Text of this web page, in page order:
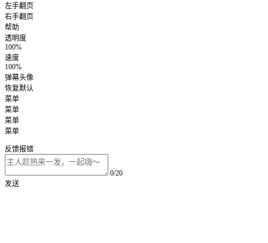
左手翻页
右手翻页
帮助
透明度
100%
速度
100%
弹幕头像
恢复默认
菜单
菜单
菜单
菜单
反馈报错
0/20
发送